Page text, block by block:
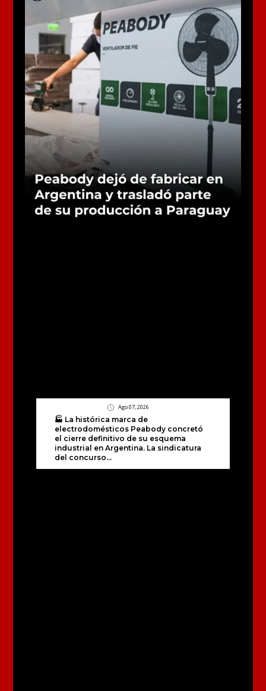
Ago 07, 2026
🏭 La histórica marca de
electrodomésticos Peabody concretó
el cierre definitivo de su esquema
industrial en Argentina. La sindicatura
del concurso...